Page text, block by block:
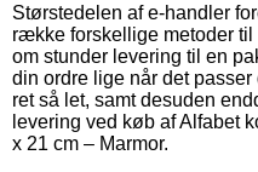
Størstedelen af e-handler
række forskellige metoder
om stunder levering til en
din ordre lige når det
ret så let, samt desuden
levering ved køb af Alfabet
x 21 cm – Marmor.